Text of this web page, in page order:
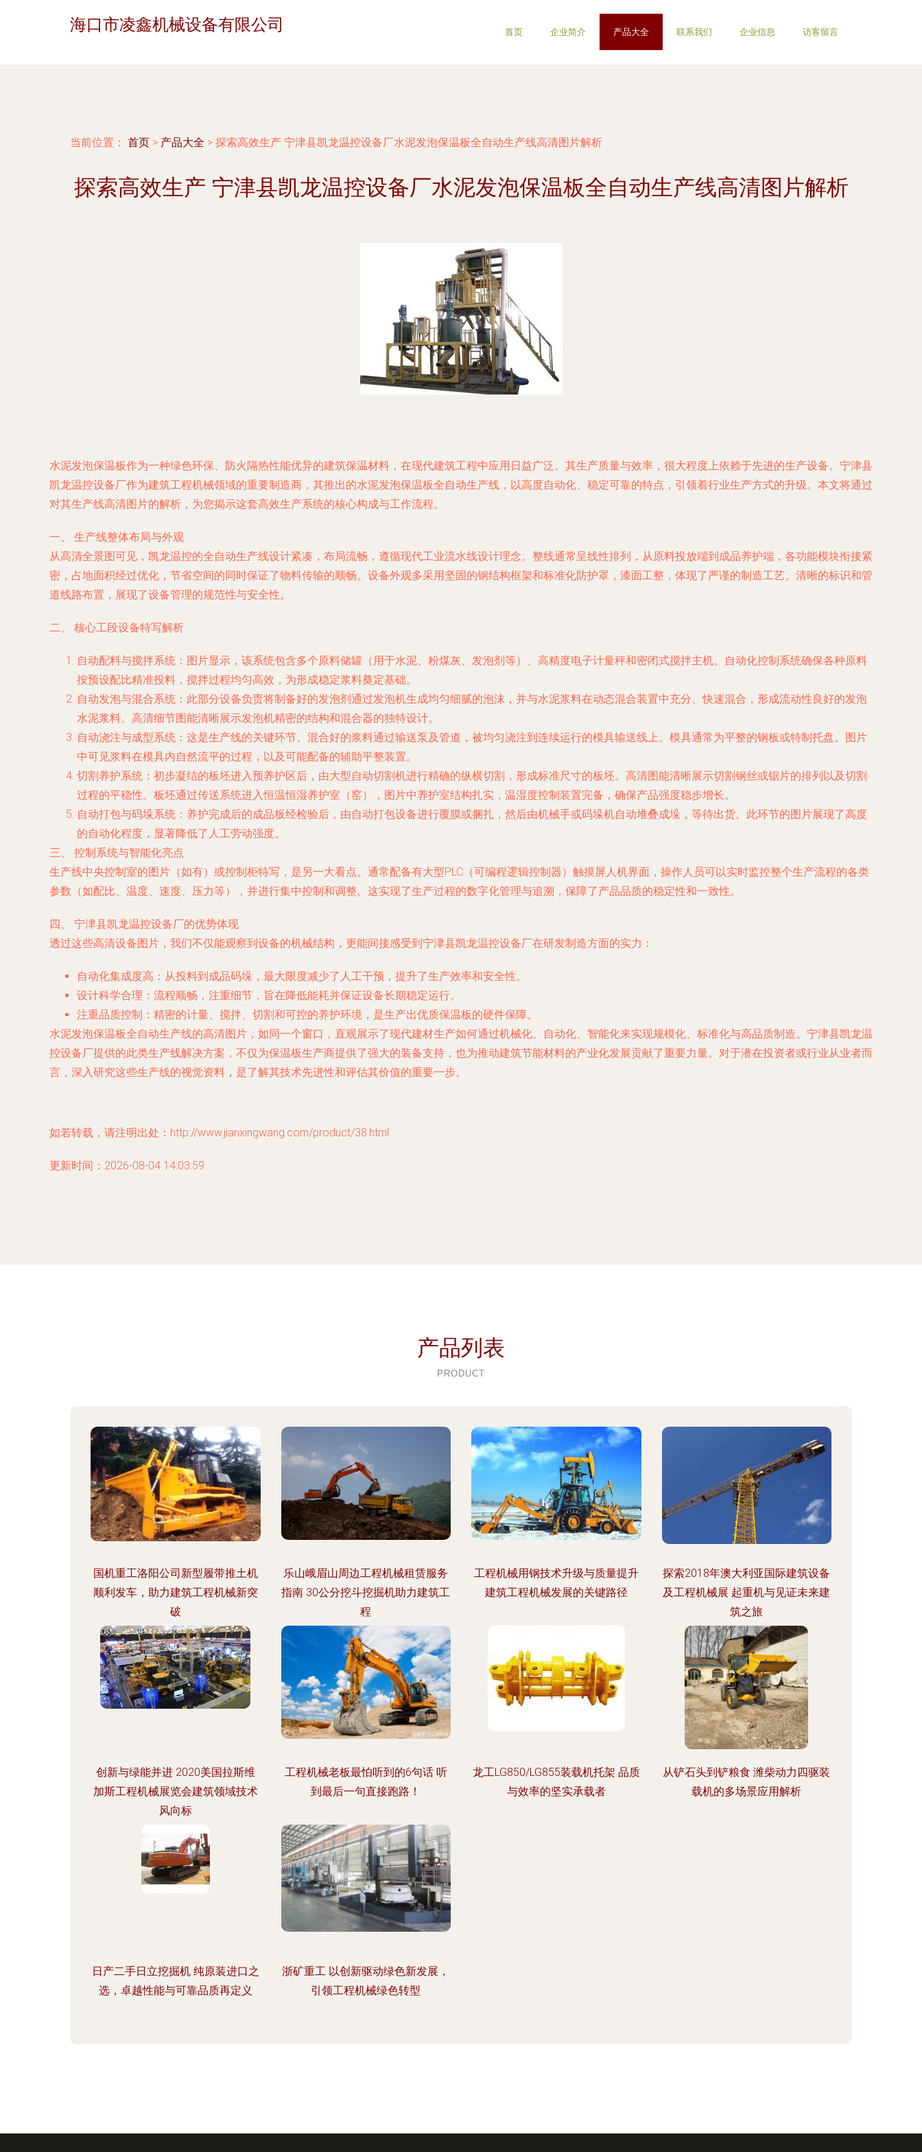
海口市凌鑫机械设备有限公司 首页 企业简介 产品大全 联系我们 企业信息 访客留言
当前位置： 首页 > 产品大全 > 探索高效生产 宁津县凯龙温控设备厂水泥发泡保温板全自动生产线高清图片解析
探索高效生产 宁津县凯龙温控设备厂水泥发泡保温板全自动生产线高清图片解析
水泥发泡保温板作为一种绿色环保、防火隔热性能优异的建筑保温材料，在现代建筑工程中应用日益广泛。其生产质量与效率，很大程度上依赖于先进的生产设备。宁津县
凯龙温控设备厂作为建筑工程机械领域的重要制造商，其推出的水泥发泡保温板全自动生产线，以高度自动化、稳定可靠的特点，引领着行业生产方式的升级。本文将通过
对其生产线高清图片的解析，为您揭示这套高效生产系统的核心构成与工作流程。
一、 生产线整体布局与外观
从高清全景图可见，凯龙温控的全自动生产线设计紧凑，布局流畅，遵循现代工业流水线设计理念。整线通常呈线性排列，从原料投放端到成品养护端，各功能模块衔接紧
密，占地面积经过优化，节省空间的同时保证了物料传输的顺畅。设备外观多采用坚固的钢结构框架和标准化防护罩，漆面工整，体现了严谨的制造工艺。清晰的标识和管
道线路布置，展现了设备管理的规范性与安全性。
二、 核心工段设备特写解析
自动配料与搅拌系统：图片显示，该系统包含多个原料储罐（用于水泥、粉煤灰、发泡剂等）、高精度电子计量秤和密闭式搅拌主机。自动化控制系统确保各种原料
按预设配比精准投料，搅拌过程均匀高效，为形成稳定浆料奠定基础。
自动发泡与混合系统：此部分设备负责将制备好的发泡剂通过发泡机生成均匀细腻的泡沫，并与水泥浆料在动态混合装置中充分、快速混合，形成流动性良好的发泡
水泥浆料。高清细节图能清晰展示发泡机精密的结构和混合器的独特设计。
自动浇注与成型系统：这是生产线的关键环节。混合好的浆料通过输送泵及管道，被均匀浇注到连续运行的模具输送线上。模具通常为平整的钢板或特制托盘。图片
中可见浆料在模具内自然流平的过程，以及可能配备的辅助平整装置。
切割养护系统：初步凝结的板坯进入预养护区后，由大型自动切割机进行精确的纵横切割，形成标准尺寸的板坯。高清图能清晰展示切割钢丝或锯片的排列以及切割
过程的平稳性。板坯通过传送系统进入恒温恒湿养护室（窑），图片中养护室结构扎实，温湿度控制装置完备，确保产品强度稳步增长。
自动打包与码垛系统：养护完成后的成品板经检验后，由自动打包设备进行覆膜或捆扎，然后由机械手或码垛机自动堆叠成垛，等待出货。此环节的图片展现了高度
的自动化程度，显著降低了人工劳动强度。
三、 控制系统与智能化亮点
生产线中央控制室的图片（如有）或控制柜特写，是另一大看点。通常配备有大型PLC（可编程逻辑控制器）触摸屏人机界面，操作人员可以实时监控整个生产流程的各类
参数（如配比、温度、速度、压力等），并进行集中控制和调整。这实现了生产过程的数字化管理与追溯，保障了产品品质的稳定性和一致性。
四、 宁津县凯龙温控设备厂的优势体现
透过这些高清设备图片，我们不仅能观察到设备的机械结构，更能间接感受到宁津县凯龙温控设备厂在研发制造方面的实力：
自动化集成度高 ：从投料到成品码垛，最大限度减少了人工干预，提升了生产效率和安全性。
设计科学合理 ：流程顺畅，注重细节，旨在降低能耗并保证设备长期稳定运行。
注重品质控制 ：精密的计量、搅拌、切割和可控的养护环境，是生产出优质保温板的硬件保障。
水泥发泡保温板全自动生产线的高清图片，如同一个窗口，直观展示了现代建材生产如何通过机械化、自动化、智能化来实现规模化、标准化与高品质制造。宁津县凯龙温
控设备厂提供的此类生产线解决方案，不仅为保温板生产商提供了强大的装备支持，也为推动建筑节能材料的产业化发展贡献了重要力量。对于潜在投资者或行业从业者而
言，深入研究这些生产线的视觉资料，是了解其技术先进性和评估其价值的重要一步。
如若转载，请注明出处：http://www.jianxingwang.com/product/38.html
更新时间：2026-08-04 14:03:59
产品列表
PRODUCT
国机重工洛阳公司新型履带推土机
顺利发车，助力建筑工程机械新突
破
乐山峨眉山周边工程机械租赁服务
指南 30公分挖斗挖掘机助力建筑工
程
工程机械用钢技术升级与质量提升
建筑工程机械发展的关键路径
探索2018年澳大利亚国际建筑设备
及工程机械展 起重机与见证未来建
筑之旅
创新与绿能并进 2020美国拉斯维
加斯工程机械展览会建筑领域技术
风向标
工程机械老板最怕听到的6句话 听
到最后一句直接跑路！
龙工LG850/LG855装载机托架 品质
与效率的坚实承载者
从铲石头到铲粮食 潍柴动力四驱装
载机的多场景应用解析
日产二手日立挖掘机 纯原装进口之
选，卓越性能与可靠品质再定义
浙矿重工 以创新驱动绿色新发展，
引领工程机械绿色转型